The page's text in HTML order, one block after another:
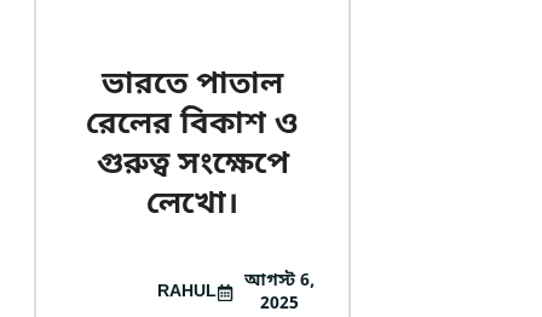
ভারতে পাতাল
রেলের বিকাশ ও
গুরুত্ব সংক্ষেপে
লেখো।
RAHUL
আগস্ট 6,
2025